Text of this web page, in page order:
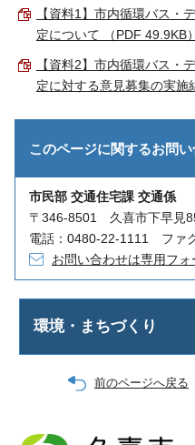
【資料1】市内循環バス・
定について （PDF 49.9KB）
【資料2】市内循環バス・
定に対する意見募集の実施
このページに関するお問
市民部 交通住宅課 交通係
〒346-8501 久喜市下早見
電話：0480-22-1111 ファ
お問い合わせは専用フォ
環境・まちづくり
前のページへ戻る